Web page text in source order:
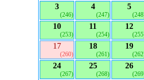
3
(246)
4
(247)
5
10
(253)
11
(254)
12
17
(260)
18
(261)
19
24
(267)
25
(268)
26